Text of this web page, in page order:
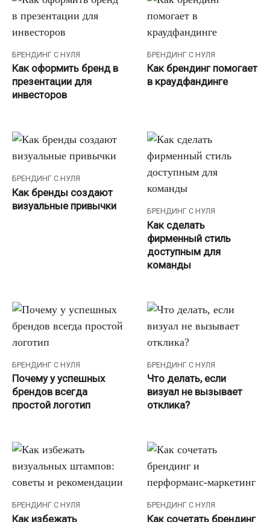
БРЕНДИНГ С НУЛЯ
Как оформить бренд в
презентации для
инвесторов
БРЕНДИНГ С НУЛЯ
Как брендинг помогает
в краудфандинге
БРЕНДИНГ С НУЛЯ
Как бренды создают
визуальные привычки
БРЕНДИНГ С НУЛЯ
Как сделать
фирменный стиль
доступным для
команды
БРЕНДИНГ С НУЛЯ
Почему у успешных
брендов всегда
простой логотип
БРЕНДИНГ С НУЛЯ
Что делать, если
визуал не вызывает
отклика?
БРЕНДИНГ С НУЛЯ
Как избежать
БРЕНДИНГ С НУЛЯ
Как сочетать брендинг